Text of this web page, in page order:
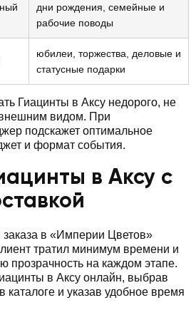
дни рождения, семейные и
рабочие поводы
юбилеи, торжества, деловые и
статусные подарки
Гиацинты в Аксу недорого, не
видом. При
подскажет оптимальное
и формат события.
в Аксу с
в «Империи Цветов»
тратил минимум времени и
прозрачность на каждом этапе.
в Аксу онлайн, выбрав
каталоге и указав удобное время